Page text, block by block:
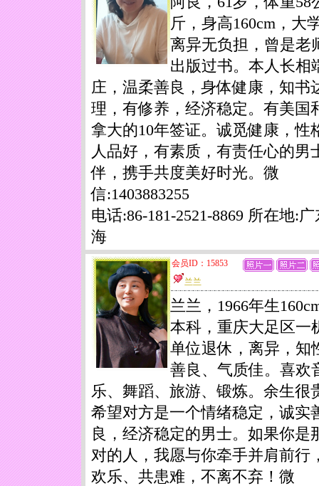
斤，身高160cm，大
离异无负担，曾是老
出版过书。本人长相
庄，温柔善良，身体健康，知书
理，有修养，经济稳定。有美国
拿大的10年签证。诚觅健康，性
人品好，有素质，有责任心的男
伴，携手共度美好时光。微
信:1403883255
电话:86-181-2521-8869 所在地:
海
会员ID：15853
兰兰
兰兰，1966年生
本科，重庆大足区一
单位退休，离异，知
善良、气质佳。喜欢
乐、舞蹈、旅游、锻炼。余生很
希望对方是一个情绪稳定，诚实
良，经济稳定的男士。如果你是
对的人，我愿与你牵手并肩前行
欢乐、共患难，不离不弃！微